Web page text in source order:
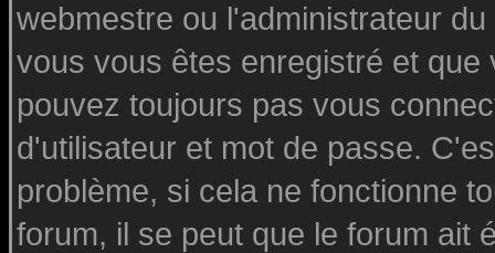
webmestre ou l'administrateur
vous vous êtes enregistré et
pouvez toujours pas vous
d'utilisateur et mot de passe.
problème, si cela ne fonctionne
forum, il se peut que le forum ait